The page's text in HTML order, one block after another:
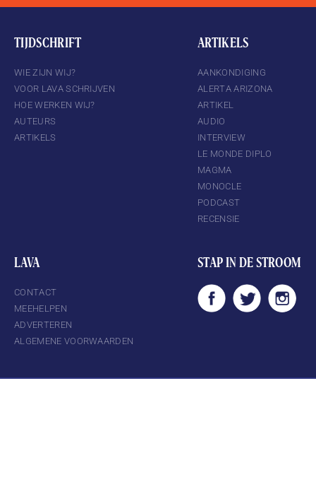
TIJDSCHRIFT
WIE ZIJN WIJ?
VOOR LAVA SCHRIJVEN
HOE WERKEN WIJ?
AUTEURS
ARTIKELS
ARTIKELS
AANKONDIGING
ALERTA ARIZONA
ARTIKEL
AUDIO
INTERVIEW
LE MONDE DIPLO
MAGMA
MONOCLE
PODCAST
RECENSIE
LAVA
CONTACT
MEEHELPEN
ADVERTEREN
ALGEMENE VOORWAARDEN
STAP IN DE STROOM